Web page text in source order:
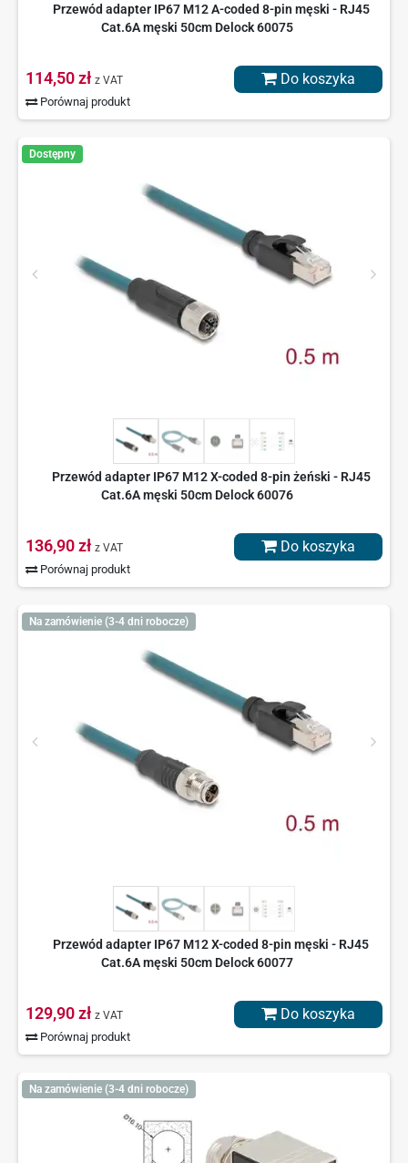
Przewód adapter IP67 M12 A-coded 8-pin męski - RJ45
Cat.6A męski 50cm Delock 60075
114,50 zł z VAT
Porównaj produkt
Do koszyka
Dostępny
Przewód adapter IP67 M12 X-coded 8-pin żeński - RJ45
Cat.6A męski 50cm Delock 60076
136,90 zł z VAT
Porównaj produkt
Do koszyka
Na zamówienie (3-4 dni robocze)
Przewód adapter IP67 M12 X-coded 8-pin męski - RJ45
Cat.6A męski 50cm Delock 60077
129,90 zł z VAT
Porównaj produkt
Do koszyka
Na zamówienie (3-4 dni robocze)